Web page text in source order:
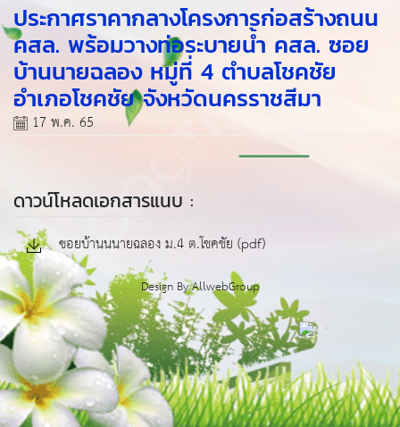
ประกาศราคากลางโครงการก่อสร้างถนน
คสล. พร้อมวางท่อระบายน้ำ คสล. ซอย
บ้านนายฉลอง หมู่ที่ 4 ตำบลโชคชัย
อำเภอโชคชัย จังหวัดนครราชสีมา
17 พ.ค. 65
ดาวน์โหลดเอกสารแนบ :
ซอยบ้านนนายฉลอง ม.4 ต.โชคชัย (pdf)
Design ByAllwebGroup